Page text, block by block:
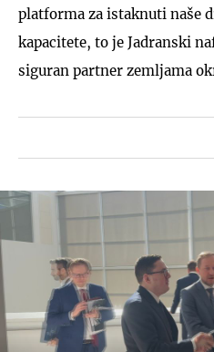
platforma za istaknuti naše
kapacitete, to je Jadranski
siguran partner zemljama